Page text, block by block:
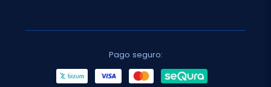
Pago seguro: